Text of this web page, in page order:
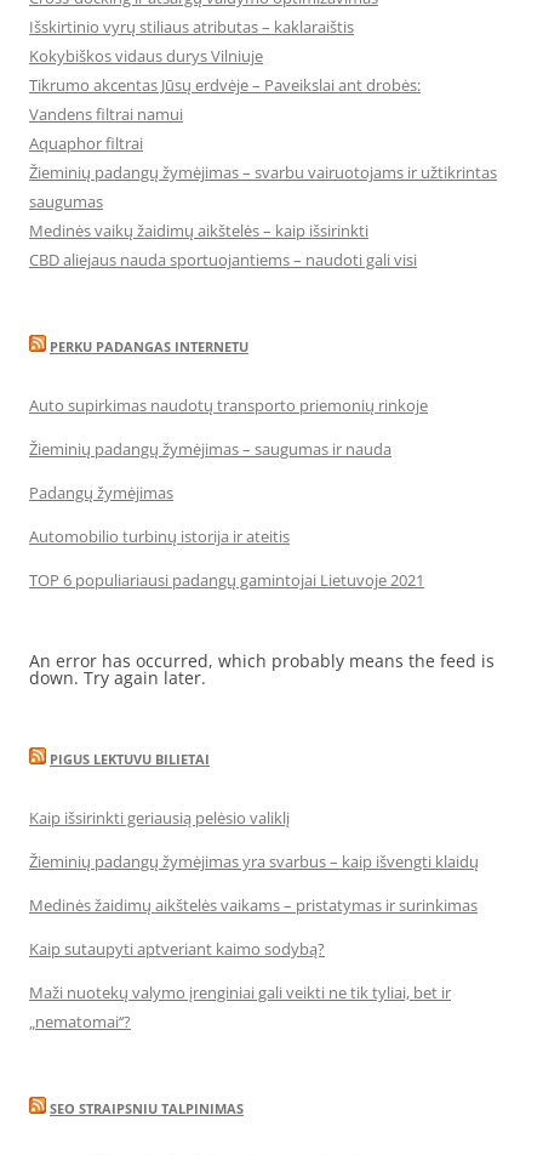
Išskirtinio vyrų stiliaus atributas – kaklaraištis
Kokybiškos vidaus durys Vilniuje
Tikrumo akcentas Jūsų erdvėje – Paveikslai ant drobės:
Vandens filtrai namui
Aquaphor filtrai
Žieminių padangų žymėjimas – svarbu vairuotojams ir užtikrintas
saugumas
Medinės vaikų žaidimų aikštelės – kaip išsirinkti
CBD aliejaus nauda sportuojantiems – naudoti gali visi
PERKU PADANGAS INTERNETU
Auto supirkimas naudotų transporto priemonių rinkoje
Žieminių padangų žymėjimas – saugumas ir nauda
Padangų žymėjimas
Automobilio turbinų istorija ir ateitis
TOP 6 populiariausi padangų gamintojai Lietuvoje 2021
An error has occurred, which probably means the feed is
down. Try again later.
PIGUS LEKTUVU BILIETAI
Kaip išsirinkti geriausią pelėsio valiklį
Žieminių padangų žymėjimas yra svarbus – kaip išvengti klaidų
Medinės žaidimų aikštelės vaikams – pristatymas ir surinkimas
Kaip sutaupyti aptveriant kaimo sodybą?
Maži nuotekų valymo įrenginiai gali veikti ne tik tyliai, bet ir
„nematomai‘‘?
SEO STRAIPSNIU TALPINIMAS